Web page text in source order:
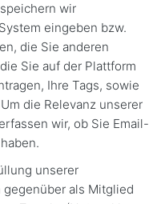
wir
eingeben bzw.
die Sie anderen
Sie auf der Plattform
Ihre Tags, sowie
die Relevanz unserer
wir, ob Sie Email-
unserer
als Mitglied